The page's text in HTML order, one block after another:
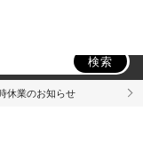
検索
休業のお知らせ